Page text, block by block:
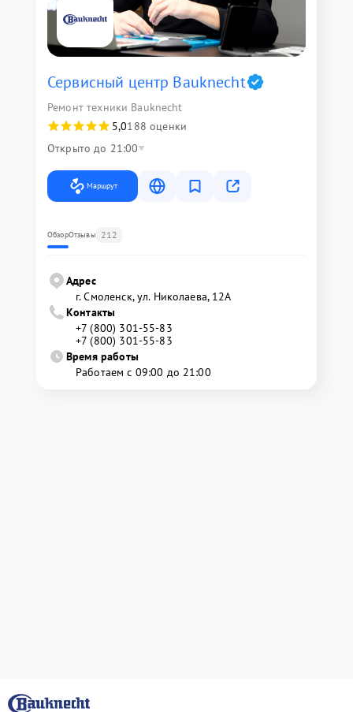
Сервисный центр Bauknecht
Ремонт техники Bauknecht
5,0188 оценки
Открыто до 21:00
Маршрут
ОбзорОтзывы 212
Адрес
г. Смоленск, ул. Николаева, 12А
Контакты
+7 (800) 301-55-83
+7 (800) 301-55-83
Время работы
Работаем с 09:00 до 21:00